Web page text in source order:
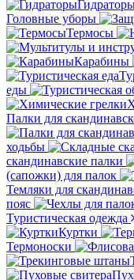
Головные уборы
Термосы
Карабины
еды
Палки для
ходьбы
скандинавские палки
(сапожки) для палок
Темляки для
пояс
Туристическая одежда
Куртки
Термоноски